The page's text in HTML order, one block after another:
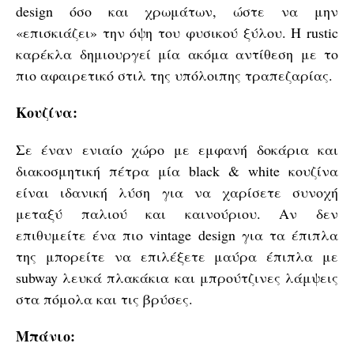
design όσο και χρωμάτων, ώστε να μην
«επισκιάζει» την όψη του φυσικού ξύλου. Η rustic
καρέκλα δημιουργεί μία ακόμα αντίθεση με το
πιο αφαιρετικό στιλ της υπόλοιπης τραπεζαρίας.
Κουζίνα:
Σε έναν ενιαίο χώρο με εμφανή δοκάρια και
διακοσμητική πέτρα μία black & white κουζίνα
είναι ιδανική λύση για να χαρίσετε συνοχή
μεταξύ παλιού και καινούριου. Αν δεν
επιθυμείτε ένα πιο vintage design για τα έπιπλα
της μπορείτε να επιλέξετε μαύρα έπιπλα με
subway λευκά πλακάκια και μπρούτζινες λάμψεις
στα πόμολα και τις βρύσες.
Μπάνιο: